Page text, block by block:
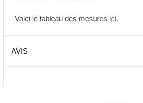
Voici le tableau des mesures ici.
AVIS